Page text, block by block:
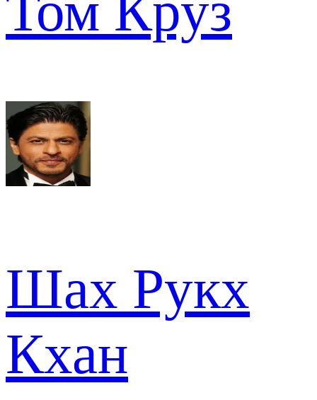
Шах Рукх
Кхан